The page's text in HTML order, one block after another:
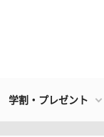
学割・プレゼント